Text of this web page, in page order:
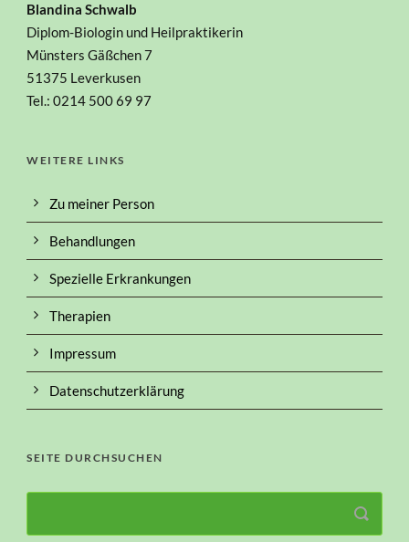
Blandina Schwalb
Diplom-Biologin und Heilpraktikerin
Münsters Gäßchen 7
51375 Leverkusen
Tel.: 0214 500 69 97
WEITERE LINKS
Zu meiner Person
Behandlungen
Spezielle Erkrankungen
Therapien
Impressum
Datenschutzerklärung
SEITE DURCHSUCHEN